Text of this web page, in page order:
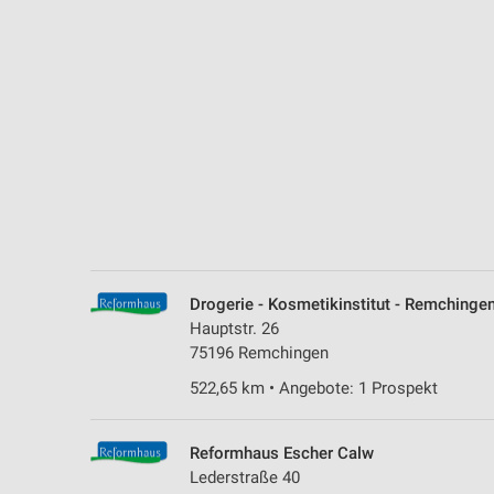
Drogerie - Kosmetikinstitut -
Hauptstr. 26
75196 Remchingen
522,65 km • Angebote: 1 Prospekt
Reformhaus Escher Calw
Lederstraße 40
Nicht-IAB-Verarbeitungszwecke:
Funktional